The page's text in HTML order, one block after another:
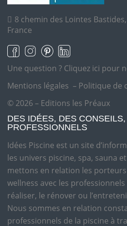
8 chemin des Lointes
France
Une question ? Cliquez ici pour
Mentions légales – Politique de
© 2026 – Editions les Préaux
DES IDÉES, DES
PROFESSIONNELS
Idées Piscine est un site
les univers piscine, spa, sauna
mettons en relation les
wellness avec les
réaliser, le rénover ou
Nous sommes en relation
professionnels de la piscine à